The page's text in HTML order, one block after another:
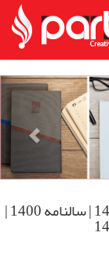
چاپ سررسید | تقویم رومیزی | سررسید 1400 | سالنامه 1400 |